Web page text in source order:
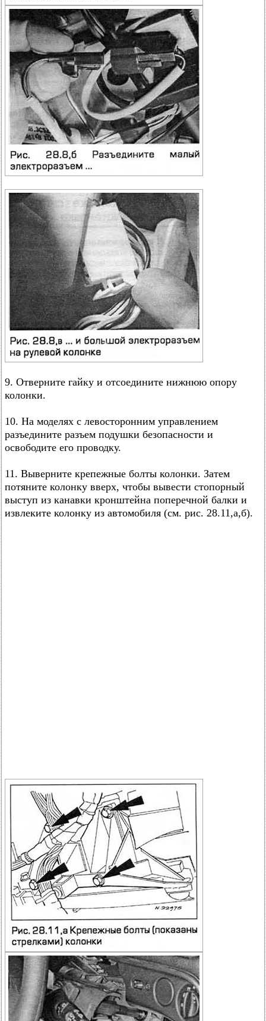
9. Отверните гайку и отсоедините нижнюю опору
колонки.
10. На моделях с левосторонним управлением
разъедините разъем подушки безопасности и
освободите его проводку.
11. Выверните крепежные болты колонки. Затем
потяните колонку вверх, чтобы вывести стопорный
выступ из канавки кронштейна поперечной балки и
извлеките колонку из автомобиля (см. рис. 28.11,а,б).